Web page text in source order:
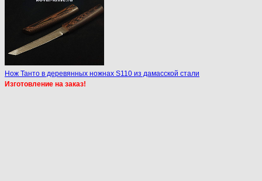
Нож Танто в деревянных ножнах S110 из дамасской стали
Изготовление на заказ!